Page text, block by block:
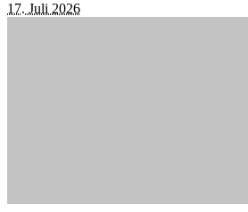
17. Juli 2026